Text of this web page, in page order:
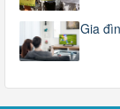
Gia